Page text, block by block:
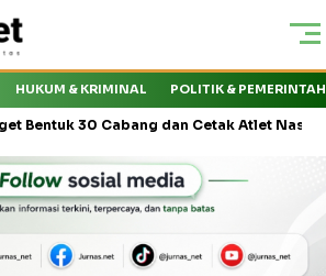
HUKUM & KRIMINAL POLITIK &
Cabang dan Cetak Atlet Nasional